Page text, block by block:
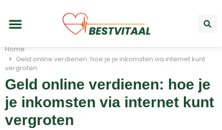
Home
Geld online verdienen: hoe je je inkomsten via internet kunt
vergroten
Geld online verdienen: hoe je
je inkomsten via internet kunt
vergroten